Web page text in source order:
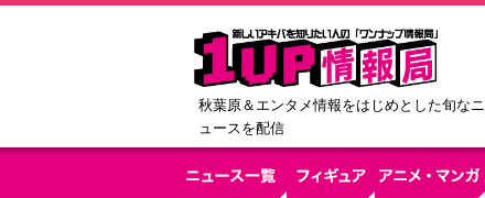
秋葉原＆エンタメ情報をはじめとした旬なニ
ュースを配信